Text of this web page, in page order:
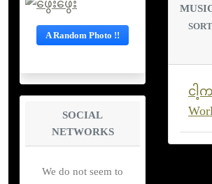
A Random Photo !!
SOCIAL
NETWORKS
We do not seem to
ငါ့